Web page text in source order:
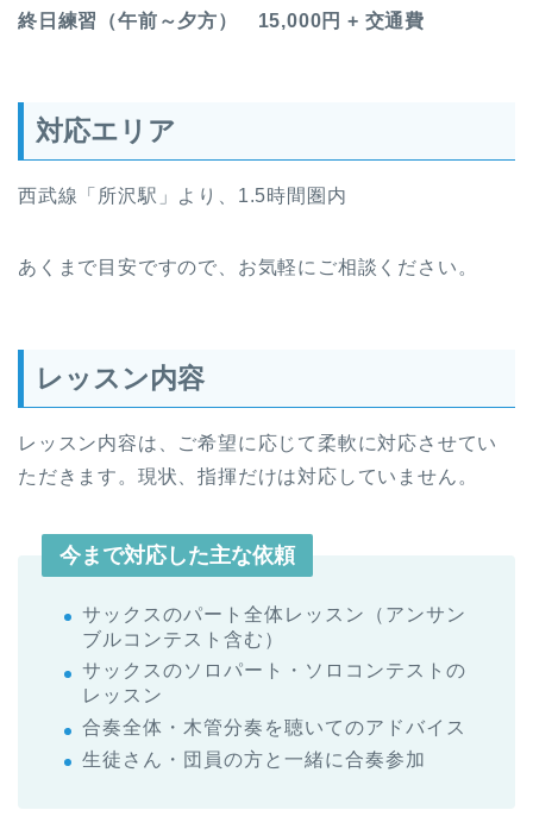
終日練習（午前～夕方） 15,000円 + 交通費
対応エリア
西武線「所沢駅」より、1.5時間圏内
あくまで目安ですので、お気軽にご相談ください。
レッスン内容
レッスン内容は、ご希望に応じて柔軟に対応させてい
ただきます。現状、指揮だけは対応していません。
今まで対応した主な依頼
サックスのパート全体レッスン（アンサン
ブルコンテスト含む）
サックスのソロパート・ソロコンテストの
レッスン
合奏全体・木管分奏を聴いてのアドバイス
生徒さん・団員の方と一緒に合奏参加